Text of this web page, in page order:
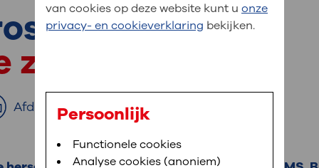
navigatie
bent u naar op
Bloedafname,MijnOLVG,Digitalisering
medische gegevens
In MijnOLVG kunt u uw medische
het u uitkomt. OLVG breidt MijnOLVG
MS
Afdrukken
van cookies op deze website kunt u onze
privacy- en cookieverklaring bekijken.
Persoonlijk
Functionele cookies
Analyse cookies (anoniem)